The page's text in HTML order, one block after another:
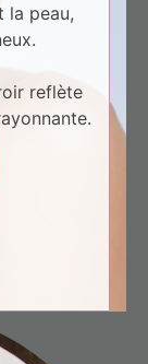
la peau,
reflète